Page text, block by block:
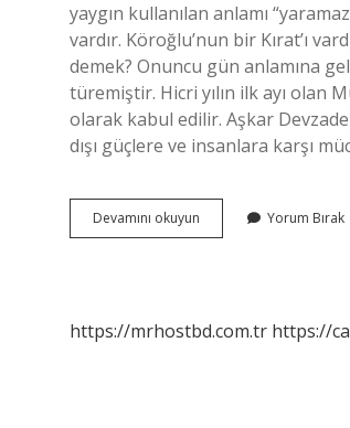
yaygın kullanılan anlamı
vardır. Köroğlu’nun bir Kırat’ı
demek? Onuncu gün anlamına
türemiştir. Hicri yılın ilk ayı olan
olarak kabul edilir. Aşkar Devzade
dışı güçlere ve insanlara karşı
Devamını okuyun
Arapca
Yorum Bırak
https://mrhostbd.com.tr https://